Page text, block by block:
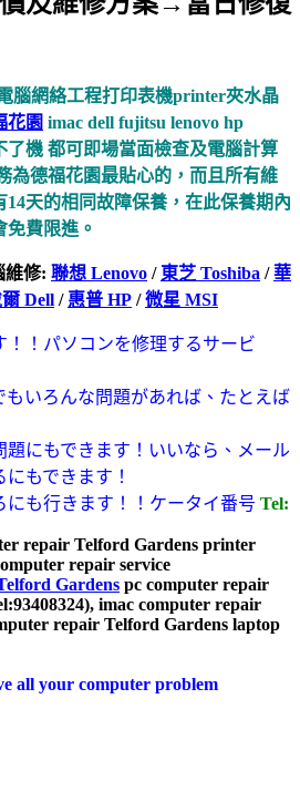
腦網絡工程打印表機printer夾水晶
花園 imac dell fujitsu lenovo hp
了機 都可即場當面檢查及電腦計算
為德福花園最貼心的，而且所有維
天的相同故障保養，在此保養期內
費限進。
維修: 聯想 Lenovo / 東芝 Toshiba /華
Dell / 惠普 HP /微星 MSI
！パソコンを修理するサービ
もいろんな問題があれば、たとえば
題にもできます！いいなら、メール
もできます！
にも行きます！！ケータイ番号 Tel:
repair Telford Gardens printer
repair service
Gardens pc computer repair
imac computer repair
repair Telford Gardens laptop
all your computer problem